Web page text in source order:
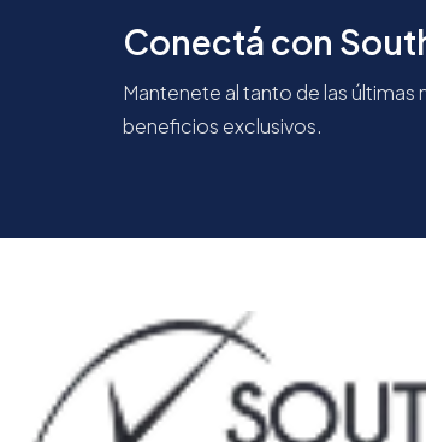
Conectá con
Mantenete al tanto de las
beneficios exclusivos.